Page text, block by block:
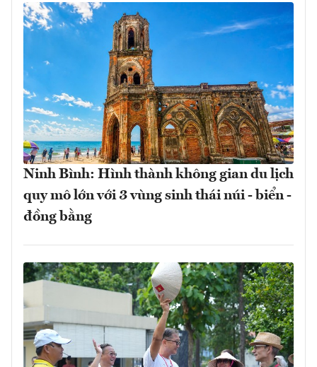
Ninh Bình: Hình thành không gian du lịch
quy mô lớn với 3 vùng sinh thái núi - biển -
đồng bằng